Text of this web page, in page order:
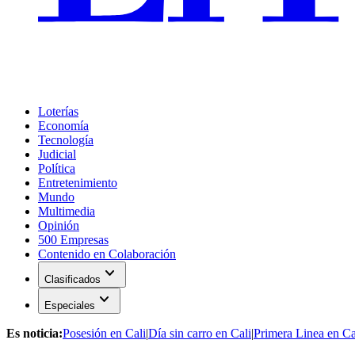
Loterías
Economía
Tecnología
Judicial
Política
Entretenimiento
Mundo
Multimedia
Opinión
500 Empresas
Contenido en Colaboración
Clasificados expand_more
Especiales expand_more
Es noticia:Posesión en Cali|Día sin carro en Cali|Primera Linea en